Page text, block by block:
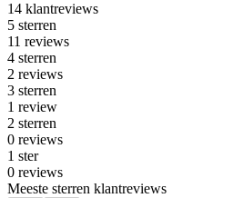
14 klantreviews
5 sterren
11 reviews
4 sterren
2 reviews
3 sterren
1 review
2 sterren
0 reviews
1 ster
0 reviews
Meeste sterren klantreviews